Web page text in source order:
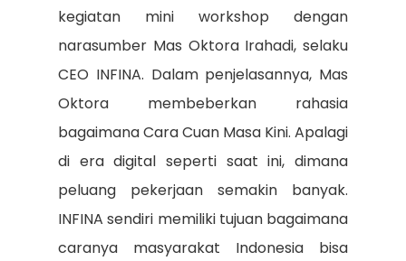
kegiatan mini workshop dengan
narasumber Mas Oktora Irahadi, selaku
CEO INFINA. Dalam penjelasannya, Mas
Oktora membeberkan rahasia
bagaimana Cara Cuan Masa Kini. Apalagi
di era digital seperti saat ini, dimana
peluang pekerjaan semakin banyak.
INFINA sendiri memiliki tujuan bagaimana
caranya masyarakat Indonesia bisa